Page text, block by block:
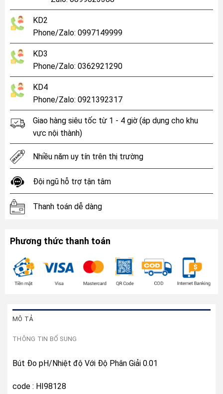
KD2
Phone/Zalo: 0997149999
KD3
Phone/Zalo: 0362921290
KD4
Phone/Zalo: 0921392317
Giao hàng siêu tốc từ 1 - 4 giờ (áp dụng cho khu
vực nội thành)
Nhiều năm uy tín trên thị trường
Đội ngũ hỗ trợ tận tâm
Thanh toán dễ dàng
Phương thức thanh toán
MÔ TẢ
THÔNG TIN BỔ SUNG
Bút Đo pH/Nhiệt độ Với Độ Phân Giải 0.01
code : HI98128